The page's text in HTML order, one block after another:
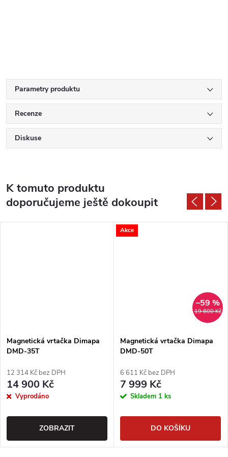
Parametry produktu
Recenze
Diskuse
K tomuto produktu
doporučujeme ještě dokoupit
Magnetická vrtačka Dimapa
DMD-35T
12 314 Kč bez DPH
14 900 Kč
Vyprodáno
ZOBRAZIT
Akce
19 800 Kč
–59 %
Magnetická vrtačka Dimapa
DMD-50T
6 611 Kč bez DPH
7 999 Kč
Skladem 1 ks
DO KOŠÍKU